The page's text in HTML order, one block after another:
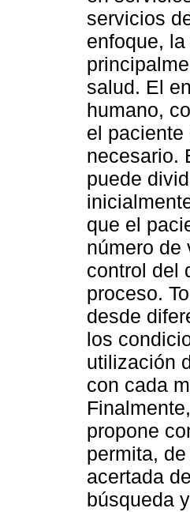
servicios
enfoque,
salud. El
humano,
el
necesario.
puede
que el
número de
control del
proceso.
desde
los
utilización
con cada
propone
permita,
acertada
búsqueda